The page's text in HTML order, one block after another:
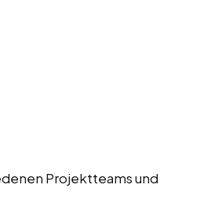
Projektteams und